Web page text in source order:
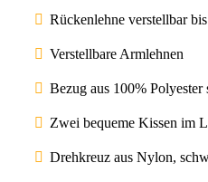
Rückenlehne verstellbar
Verstellbare Armlehnen
Bezug aus 100% Polyester
Zwei bequeme Kissen im
Drehkreuz aus Nylon,